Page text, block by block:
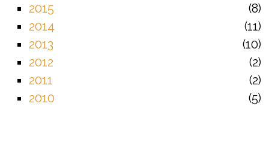
2015
8
2014
11
2013
10
2012
2
2011
2
2010
5